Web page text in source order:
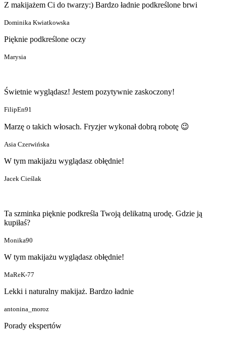
Z makijażem Ci do twarzy:) Bardzo ładnie podkreślone brwi
Dominika Kwiatkowska
Pięknie podkreślone oczy
Marysia
Świetnie wyglądasz! Jestem pozytywnie zaskoczony!
FilipEn91
Marzę o takich włosach. Fryzjer wykonał dobrą robotę 😉
Asia Czerwińska
W tym makijażu wyglądasz obłędnie!
Jacek Cieślak
Ta szminka pięknie podkreśla Twoją delikatną urodę. Gdzie ją
kupiłaś?
Monika90
W tym makijażu wyglądasz obłędnie!
MaReK-77
Lekki i naturalny makijaż. Bardzo ładnie
antonina_moroz
Porady ekspertów